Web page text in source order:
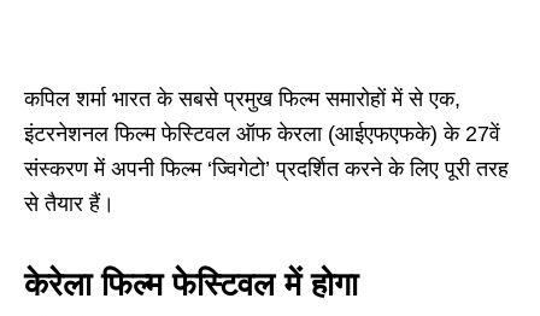
कपिल शर्मा भारत के सबसे प्रमुख फिल्म समारोहों में से एक,
इंटरनेशनल फिल्म फेस्टिवल ऑफ केरला (आईएफएफके) के 27वें
संस्करण में अपनी फिल्म ‘ज्विगेटो’ प्रदर्शित करने के लिए पूरी तरह
से तैयार हैं।
केरेला फिल्म फेस्टिवल में होगा